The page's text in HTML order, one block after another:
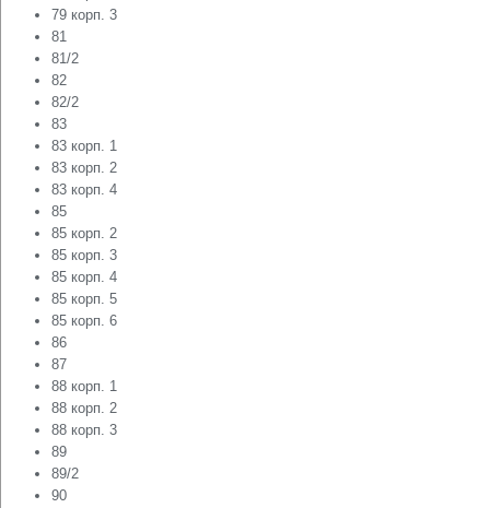
79 корп. 3
81
81/2
82
82/2
83
83 корп. 1
83 корп. 2
83 корп. 4
85
85 корп. 2
85 корп. 3
85 корп. 4
85 корп. 5
85 корп. 6
86
87
88 корп. 1
88 корп. 2
88 корп. 3
89
89/2
90